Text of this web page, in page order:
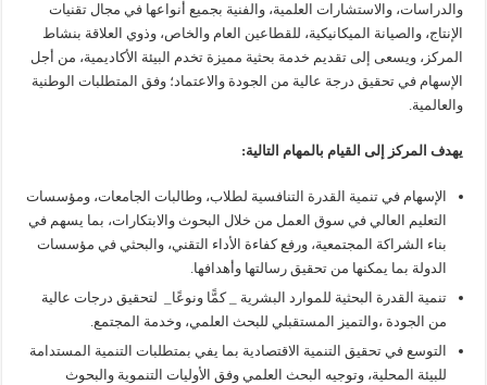
والدراسات، والاستشارات العلمية، والفنية بجميع أنواعها في مجال تقنيات
الإنتاج، والصيانة الميكانيكية، للقطاعين العام والخاص، وذوي العلاقة بنشاط
المركز، ويسعى إلى تقديم خدمة بحثية مميزة تخدم البيئة الأكاديمية، من أجل
الإسهام في تحقيق درجة عالية من الجودة والاعتماد؛ وفق المتطلبات الوطنية
والعالمية.
يهدف المركز إلى القيام بالمهام التالية:
الإسهام في تنمية القدرة التنافسية لطلاب، وطالبات الجامعات، ومؤسسات
التعليم العالي في سوق العمل من خلال البحوث والابتكارات، بما يسهم في
بناء الشراكة المجتمعية، ورفع كفاءة الأداء التقني، والبحثي في مؤسسات
الدولة بما يمكنها من تحقيق رسالتها وأهدافها.
تنمية القدرة البحثية للموارد البشرية _ كمًّا ونوعًا_ لتحقيق درجات عالية
من الجودة ،والتميز المستقبلي للبحث العلمي، وخدمة المجتمع.
التوسع في تحقيق التنمية الاقتصادية بما يفي بمتطلبات التنمية المستدامة
للبيئة المحلية، وتوجيه البحث العلمي وفق الأوليات التنموية والبحوث